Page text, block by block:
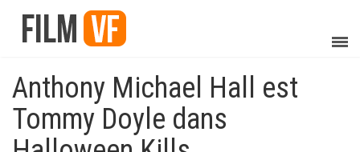
Anthony Michael Hall est
Tommy Doyle dans